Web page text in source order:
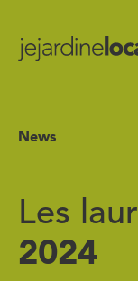
News
Les
2024